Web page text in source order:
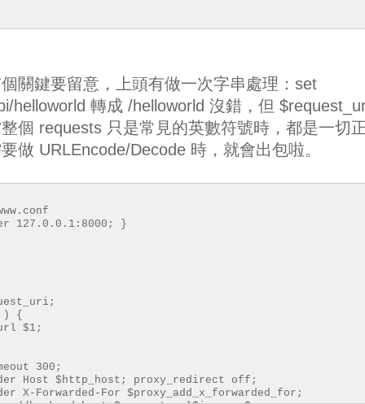
關鍵要留意，上頭有做一次字串處理：set
helloworld 轉成 /helloworld 沒錯，但
個 requests 只是常見的英數符號時，都是一切
做 URLEncode/Decode 時，就會出包啦。
127.0.0.1:8000; }
{
$1;
300;
$http_host; proxy_redirect off;
For $proxy_add_x_forwarded_for;